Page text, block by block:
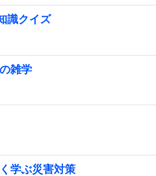
識クイズ
雑学
学ぶ災害対策